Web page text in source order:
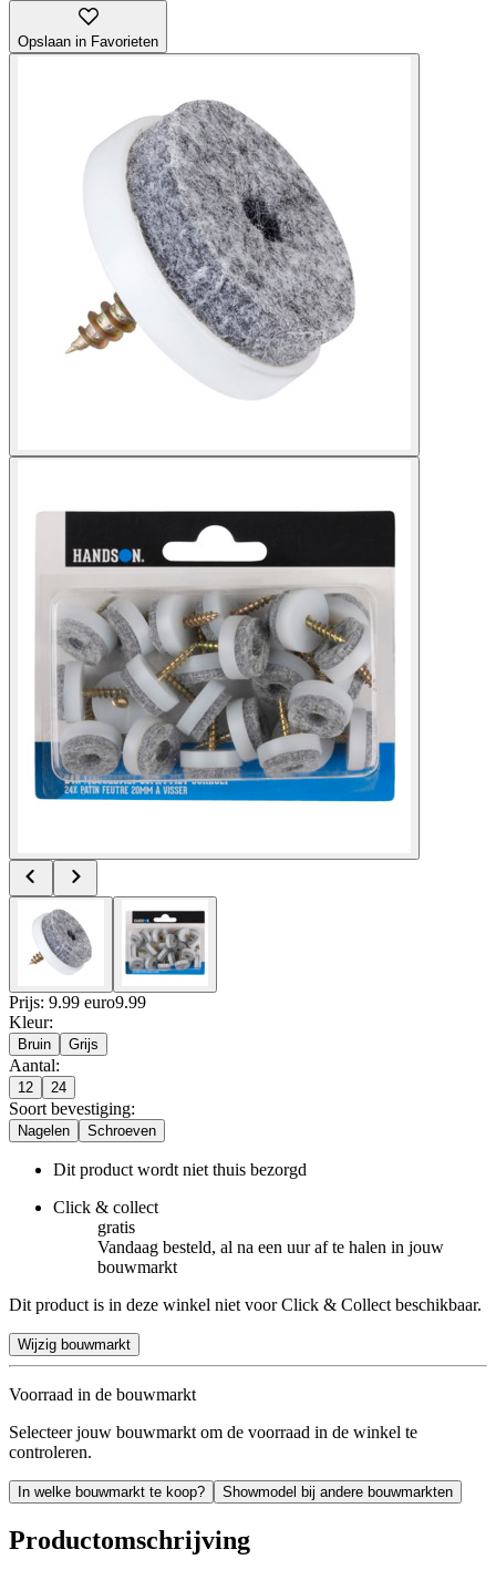
Opslaan in Favorieten
Prijs: 9.99 euro9.99
Kleur:
Bruin Grijs
Aantal:
12 24
Soort bevestiging:
Nagelen Schroeven
Dit product wordt niet thuis bezorgd
Click & collect
gratis
Vandaag besteld, al na een uur af te halen in jouw
bouwmarkt
Dit product is in deze winkel niet voor Click & Collect beschikbaar.
Wijzig bouwmarkt
Voorraad in de bouwmarkt
Selecteer jouw bouwmarkt om de voorraad in de winkel te
controleren.
In welke bouwmarkt te koop? Showmodel bij andere bouwmarkten
Productomschrijving